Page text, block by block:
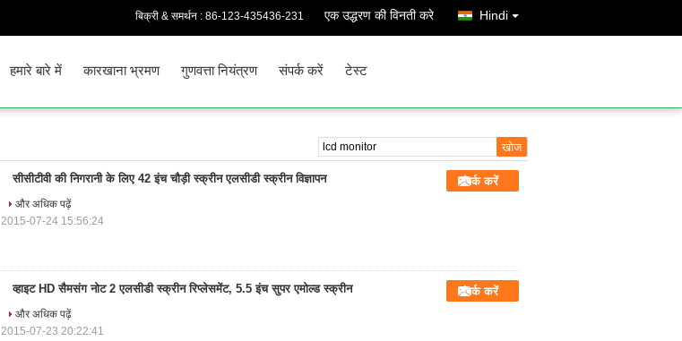
बिक्री & समर्थन : 86-123-435436-231 एक उद्धरण की विनती करे Hindi
हमारे बारे में कारखाना भ्रमण गुणवत्ता नियंत्रण संपर्क करें टेस्ट
सीसीटीवी की निगरानी के लिए 42 इंच चौड़ी स्क्रीन एलसीडी स्क्रीन विज्ञापन संपर्क करें
और अधिक पढ़ें
2015-07-24 15:56:24
व्हाइट HD सैमसंग नोट 2 एलसीडी स्क्रीन रिप्लेसमेंट, 5.5 इंच सुपर एमोल्ड स्क्रीन संपर्क करें
और अधिक पढ़ें
2015-07-23 20:22:41